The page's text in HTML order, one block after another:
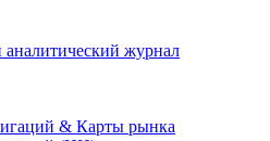
аналитический журнал